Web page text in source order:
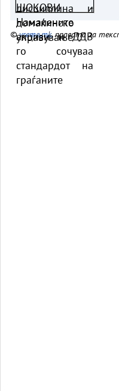
©vreme.mk, правата за